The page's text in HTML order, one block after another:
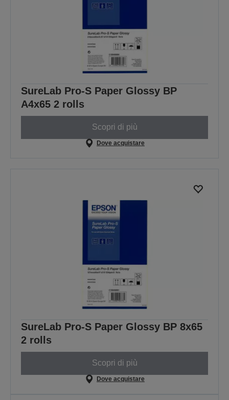
SureLab Pro-S Paper Glossy BP
A4x65 2 rolls
Scopri di più
Dove acquistare
SureLab Pro-S Paper Glossy BP 8x65
2 rolls
Scopri di più
Dove acquistare